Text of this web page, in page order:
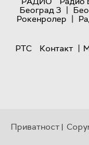
Београд 3 |
Рокенролер |
РТС
Контакт |
Приватност |